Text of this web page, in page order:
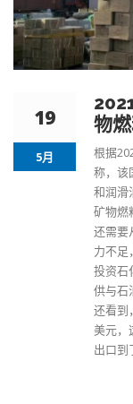
19
5月
物
根据
称，该
和润滑
矿物燃
还需要
力不足
投资石
供与石
还看到
美元，
出口到